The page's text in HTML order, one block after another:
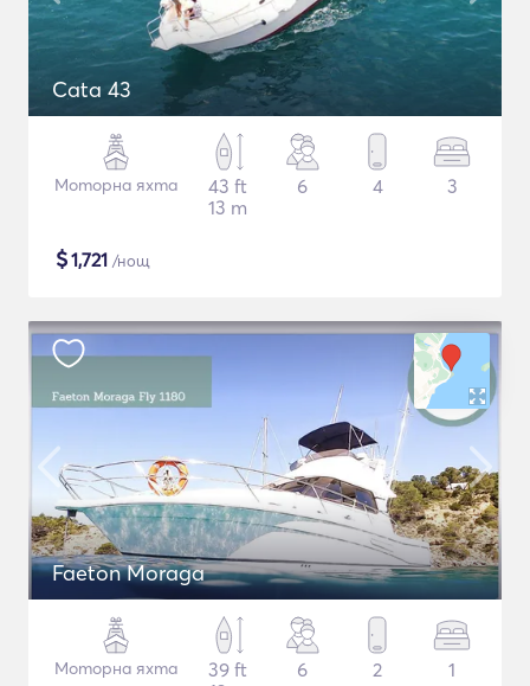
Cata 43
Моторна яхта
43 ft
13 m
6 4 3
$1,721 /нощ
Faeton Moraga
Моторна яхта
39 ft
6 2 1